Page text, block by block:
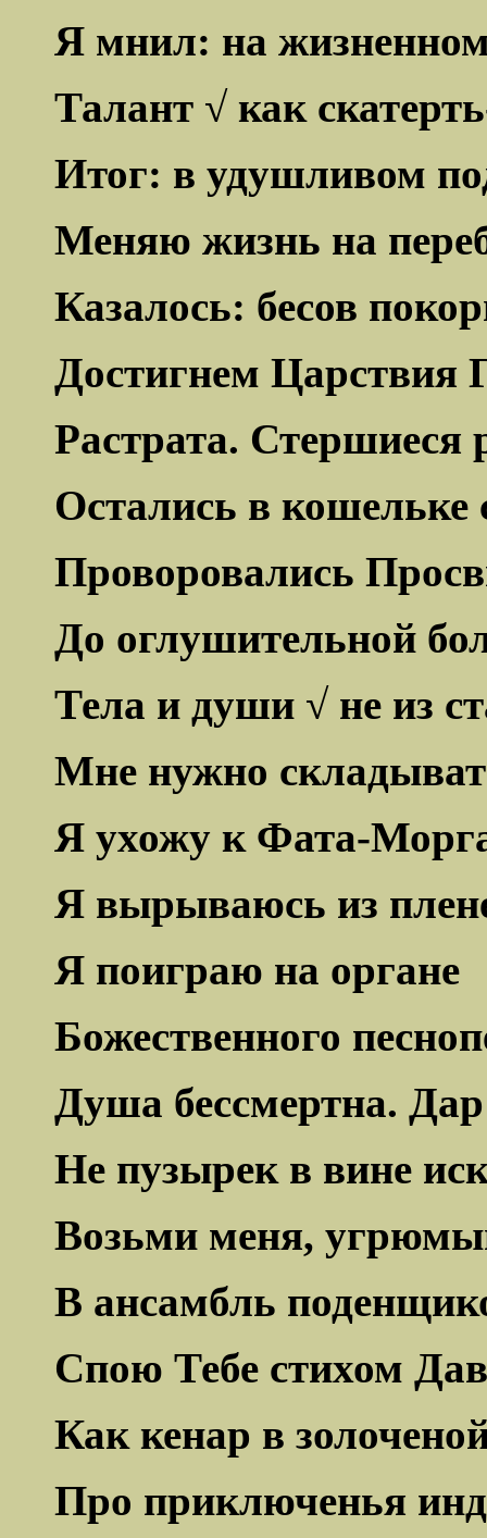
Я мнил: на жизненном
Талант √ как
Итог: в удушливом
Меняю жизнь на
Казалось: бесов
Достигнем Царствия
Растрата.
Остались в кошельке
Проворовались
До оглушительной
Тела и души √ не из
Мне нужно
Я ухожу к Фата-
Я вырываюсь из
Я поиграю на органе
Божественного
Душа бессмертна.
Не пузырек в вине
Возьми меня,
В ансамбль
Спою Тебе стихом
Как кенар в
Про приключенья